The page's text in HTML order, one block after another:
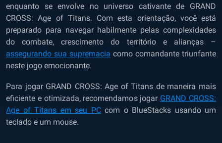
enquanto se envolve no universo cativante de GRAND
CROSS: Age of Titans. Com esta orientação, você está
preparado para navegar habilmente pelas complexidades
do combate, crescimento do território e alianças –
assegurando sua supremacia como comandante triunfante
neste jogo emocionante.
Para jogar GRAND CROSS: Age of Titans de maneira mais
eficiente e otimizada, recomendamos jogar GRAND CROSS:
Age of Titans em seu PCcom o BlueStacks usando um
teclado e um mouse.